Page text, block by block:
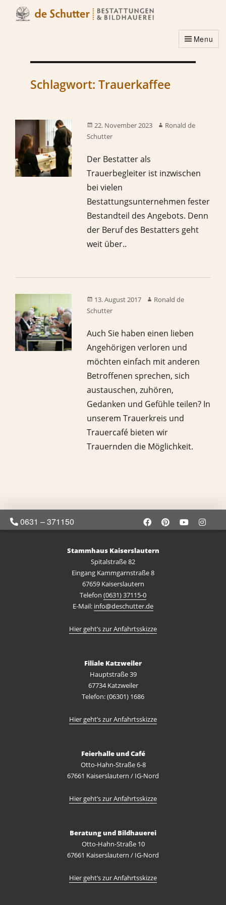
Menu
Schlagwort: Trauerkaffee
22. November 2023
Ronald de
Schutter
Der Bestatter als
Trauerbegleiter ist inzwischen
bei vielen
Bestattungsunternehmen fester
Bestandteil des Angebots. Denn
der Beruf des Bestatters geht
weit über..
13. August 2017
Ronald de
Schutter
Auch Sie haben einen lieben
Angehörigen verloren und
möchten einfach mit anderen
Betroffenen sprechen, sich
austauschen, zuhören,
Gedanken und Gefühle teilen? In
unserem Trauerkreis und
Trauercafé bieten wir
Trauernden die Möglichkeit.
0631 – 371150
Stammhaus Kaiserslautern
Spitalstraße 82
Eingang Kammgarnstraße 8
67659 Kaiserslautern
Telefon (0631) 37115-0
E-Mail: info@deschutter.de
Hier geht’s zur Anfahrtsskizze
Filiale Katzweiler
Hauptstraße 39
67734 Katzweiler
Telefon: (06301) 1686
Hier geht’s zur Anfahrtsskizze
Feierhalle und Café
Otto-Hahn-Straße 6-8
67661 Kaiserslautern / IG-Nord
Hier geht’s zur Anfahrtsskizze
Beratung und Bildhauerei
Otto-Hahn-Straße 10
67661 Kaiserslautern / IG-Nord
Hier geht’s zur Anfahrtsskizze